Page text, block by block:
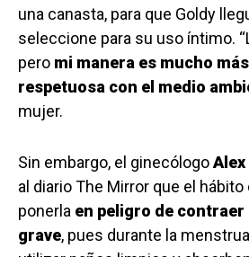
una canasta, para que Goldy
seleccione para su uso íntimo.
pero mi manera es mucho
respetuosa con el medio
mujer.
Sin embargo, el ginecólogo
al diario The Mirror que el
ponerla en peligro de
grave, pues durante la